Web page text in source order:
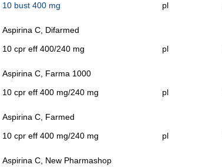
10 bust 400 mg
pl
Aspirina C, Difarmed
10 cpr eff 400/240 mg
pl
Aspirina C, Farma 1000
10 cpr eff 400 mg/240 mg
pl
Aspirina C, Farmed
10 cpr eff 400 mg/240 mg
pl
Aspirina C, New Pharmashop